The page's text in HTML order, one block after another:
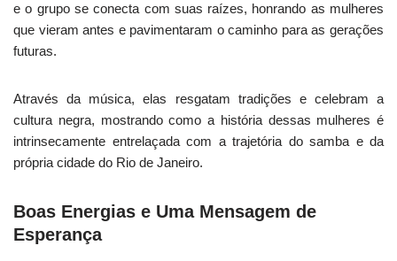
e o grupo se conecta com suas raízes, honrando as mulheres
que vieram antes e pavimentaram o caminho para as gerações
futuras.
Através da música, elas resgatam tradições e celebram a
cultura negra, mostrando como a história dessas mulheres é
intrinsecamente entrelaçada com a trajetória do samba e da
própria cidade do Rio de Janeiro.
Boas Energias e Uma Mensagem de
Esperança